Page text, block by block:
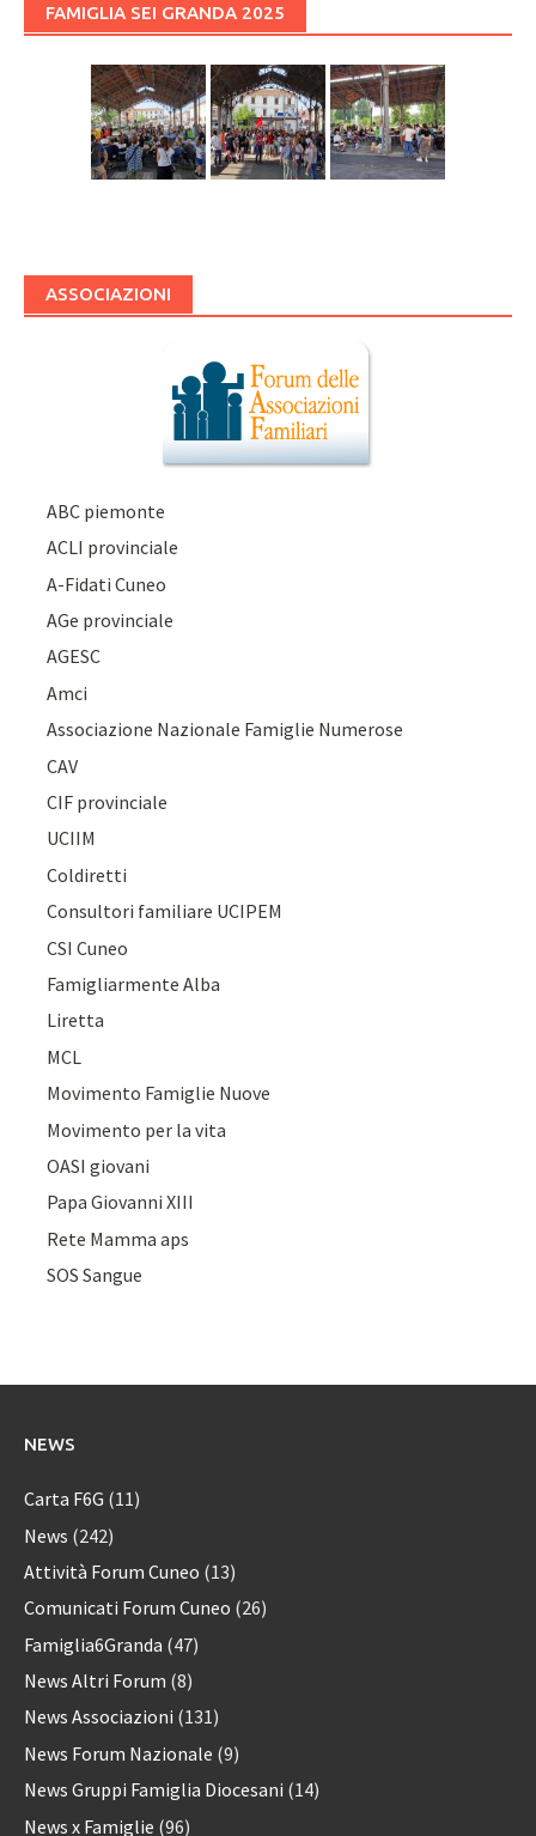
FAMIGLIA SEI GRANDA 2025
ASSOCIAZIONI
ABC piemonte
ACLI provinciale
A-Fidati Cuneo
AGe provinciale
AGESC
Amci
Associazione Nazionale Famiglie Numerose
CAV
CIF provinciale
UCIIM
Coldiretti
Consultori familiare UCIPEM
CSI Cuneo
Famigliarmente Alba
Liretta
MCL
Movimento Famiglie Nuove
Movimento per la vita
OASI giovani
Papa Giovanni XIII
Rete Mamma aps
SOS Sangue
NEWS
Carta F6G (11)
News (242)
Attività Forum Cuneo (13)
Comunicati Forum Cuneo (26)
Famiglia6Granda (47)
News Altri Forum (8)
News Associazioni (131)
News Forum Nazionale (9)
News Gruppi Famiglia Diocesani (14)
News x Famiglie (96)